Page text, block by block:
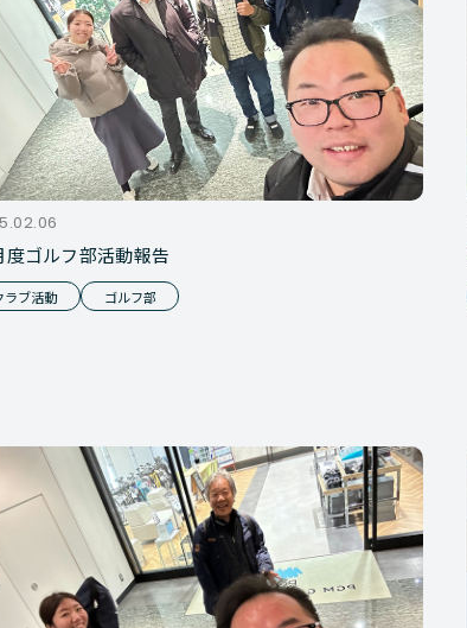
度ゴルフ部活動報告
ラブ活動 ゴルフ部